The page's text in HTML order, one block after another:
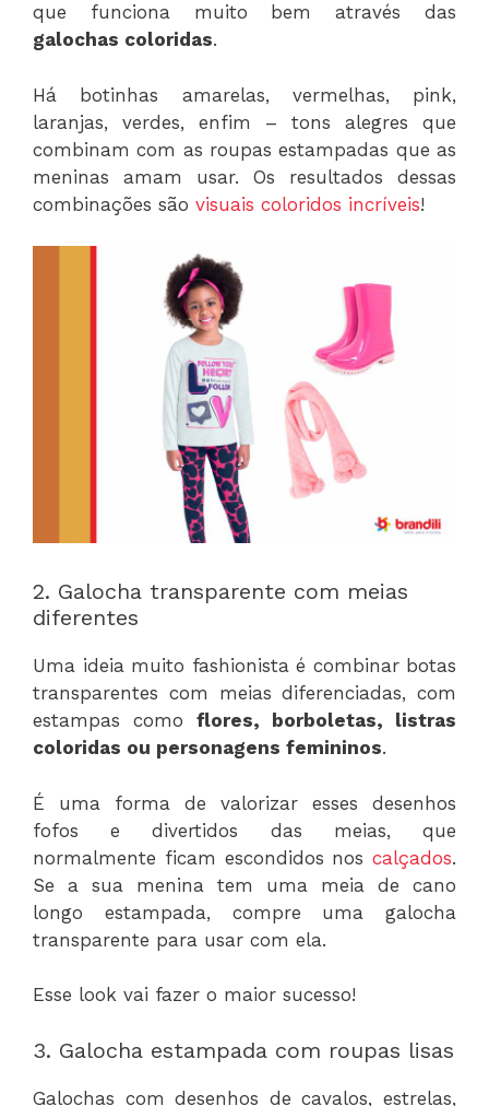
que funciona muito bem através das
galochas coloridas.
Há botinhas amarelas, vermelhas, pink,
laranjas, verdes, enfim – tons alegres que
combinam com as roupas estampadas que as
meninas amam usar. Os resultados dessas
combinações são visuais coloridos incríveis!
2. Galocha transparente com meias
diferentes
Uma ideia muito fashionista é combinar botas
transparentes com meias diferenciadas, com
estampas como flores, borboletas, listras
coloridas ou personagens femininos.
É uma forma de valorizar esses desenhos
fofos e divertidos das meias, que
normalmente ficam escondidos nos calçados.
Se a sua menina tem uma meia de cano
longo estampada, compre uma galocha
transparente para usar com ela.
Esse look vai fazer o maior sucesso!
3. Galocha estampada com roupas lisas
Galochas com desenhos de cavalos, estrelas,